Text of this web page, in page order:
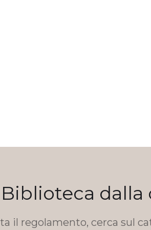
Biblioteca dalla
il regolamento, cerca sul